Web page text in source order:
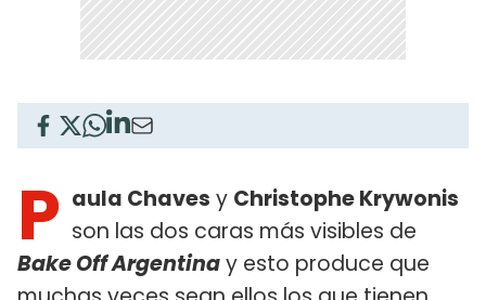
P aula Chaves y Christophe Krywonis
son las dos caras más visibles de
Bake Off Argentinay esto produce que